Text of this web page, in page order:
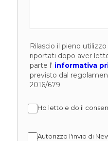
Rilascio il pieno
riportati dopo aver
parte l' informativa
previsto dal
2016/679
Ho letto e do il
Autorizzo l'invio di